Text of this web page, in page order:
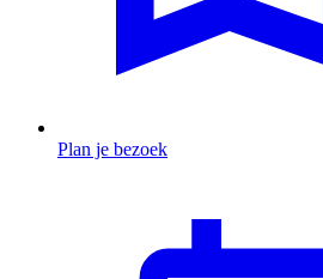
Plan je bezoek